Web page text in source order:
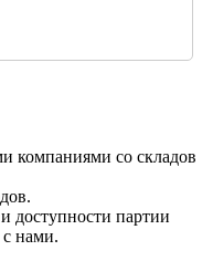
компаниями со складов
доступности партии
с нами.